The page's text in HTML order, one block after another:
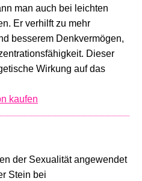
man auch bei leichten
Er verhilft zu mehr
besserem Denkvermögen,
Dieser
Wirkung auf das
kaufen
der Sexualität angewendet
Stein bei